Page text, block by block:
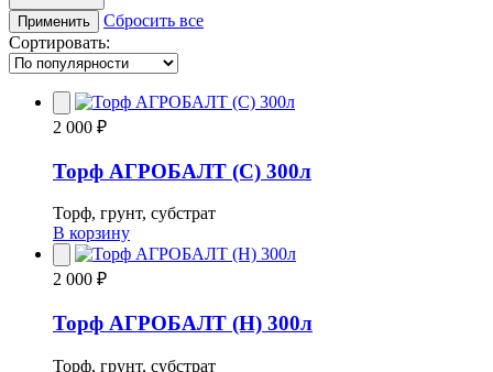
Применить
Сбросить все
Сортировать:
2 000 ₽
Торф АГРОБАЛТ (С) 300л
Торф, грунт, субстрат
В корзину
2 000 ₽
Торф АГРОБАЛТ (Н) 300л
Торф, грунт, субстрат